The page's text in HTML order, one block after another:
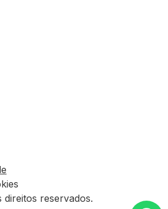
reservados.